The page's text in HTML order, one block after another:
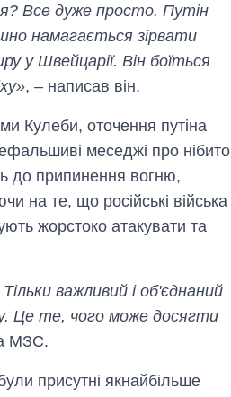
Все дуже просто. Путін
намагається зірвати
у Швейцарії. Він боїться
, – написав він.
Кулеби, оточення путіна
меседжі про нібито
до припинення вогню,
на те, що російські війська
жорстоко атакувати та
важливий і об'єднаний
Це те, чого може досягти
МЗС.
присутні якнайбільше
Економіка ШІ-
гігантів: скільки
коштують і
заробляють
OpenAI та
Anthropic